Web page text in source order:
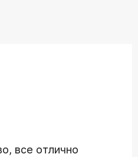
все отлично